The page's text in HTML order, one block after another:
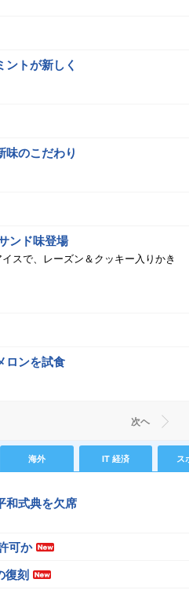
ントが新しく
味のこだわり
ンド味登場
スで、レーズン＆クッキー入りかき
ロンを試食
次ヘ
海外 IT 経済 ス
和式典を欠席
可か
復刻